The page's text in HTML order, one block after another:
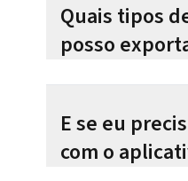
Quais tipos
posso
E se eu
com o